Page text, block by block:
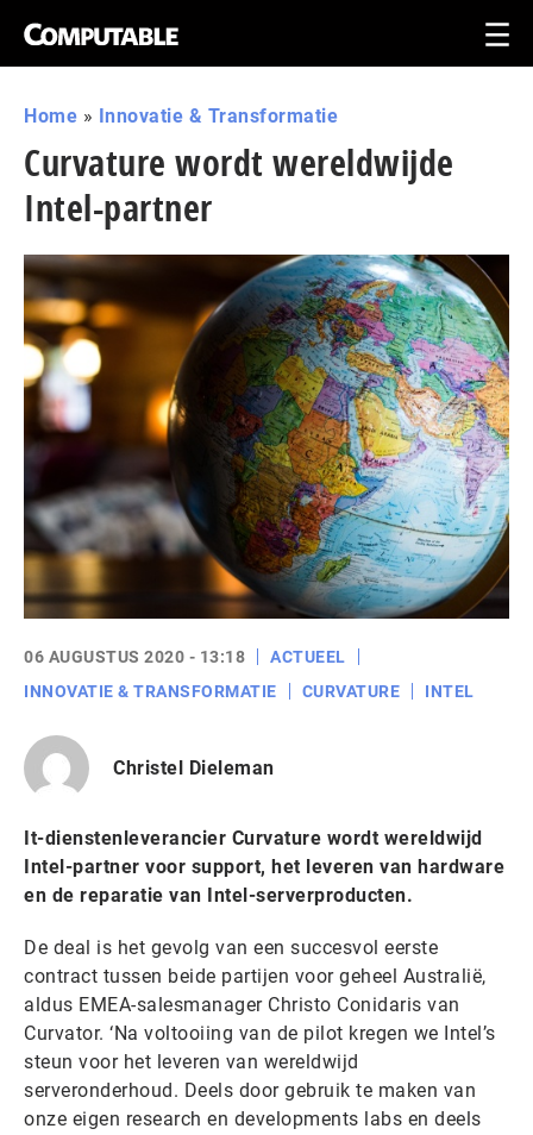
Home » Innovatie & Transformatie
Curvature wordt wereldwijde
Intel-partner
06 AUGUSTUS 2020 - 13:18
ACTUEEL
INNOVATIE & TRANSFORMATIE
CURVATURE INTEL
Christel Dieleman
It-dienstenleverancier Curvature wordt wereldwijd
Intel-partner voor support, het leveren van hardware
en de reparatie van Intel-serverproducten.
De deal is het gevolg van een succesvol eerste
contract tussen beide partijen voor geheel Australië,
aldus EMEA-salesmanager Christo Conidaris van
Curvator. ‘Na voltooiing van de pilot kregen we Intel’s
steun voor het leveren van wereldwijd
serveronderhoud. Deels door gebruik te maken van
onze eigen research en developments labs en deels